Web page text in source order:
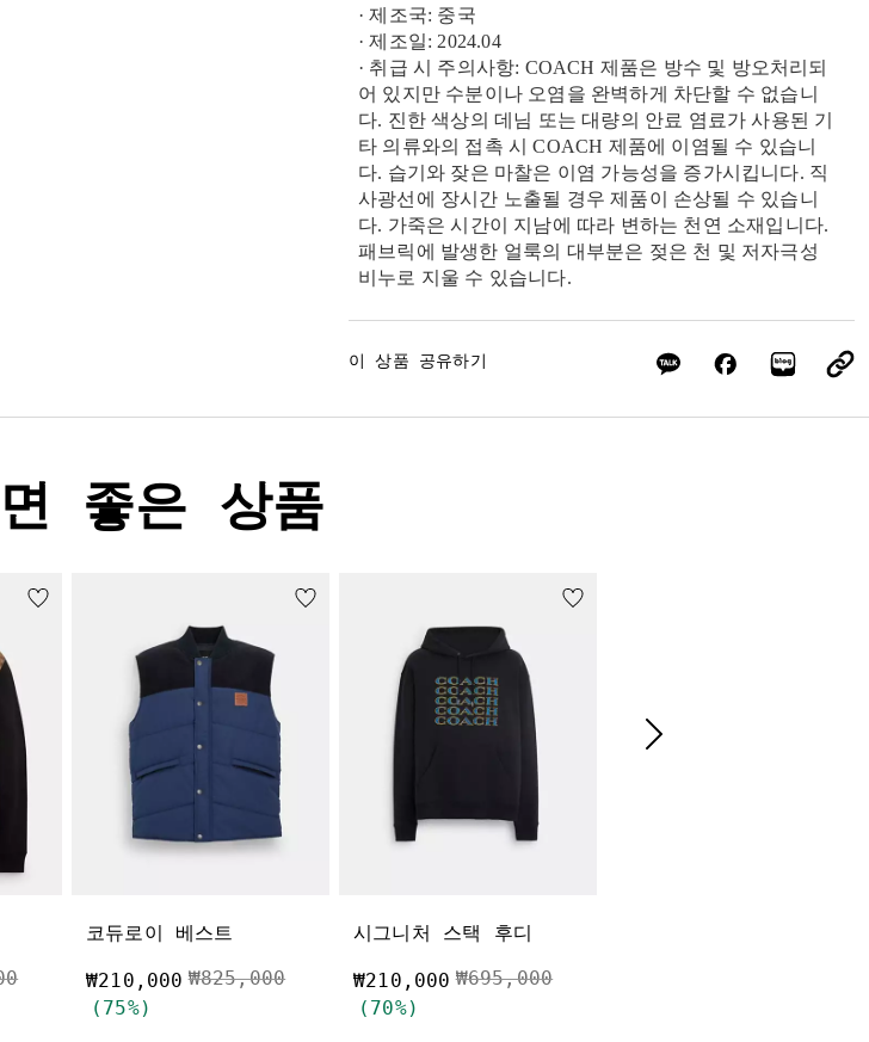
· 제조국: 중국
· 제조일: 2024.04
· 취급 시 주의사항: COACH 제품은 방수 및 방오처리되
어 있지만 수분이나 오염을 완벽하게 차단할 수 없습니
다. 진한 색상의 데님 또는 대량의 안료 염료가 사용된 기
타 의류와의 접촉 시 COACH 제품에 이염될 수 있습니
다. 습기와 잦은 마찰은 이염 가능성을 증가시킵니다. 직
사광선에 장시간 노출될 경우 제품이 손상될 수 있습니
다. 가죽은 시간이 지남에 따라 변하는 천연 소재입니다.
패브릭에 발생한 얼룩의 대부분은 젖은 천 및 저자극성
비누로 지울 수 있습니다.
이 상품 공유하기
좋은 상품
전
인하됨
코듀로이 베스트
₩210,000 가격 인하 전
₩825,000인하됨
(75%)
시그니처 스택 후디
₩210,000 가격 인하 전
₩695,000인하됨
(70%)